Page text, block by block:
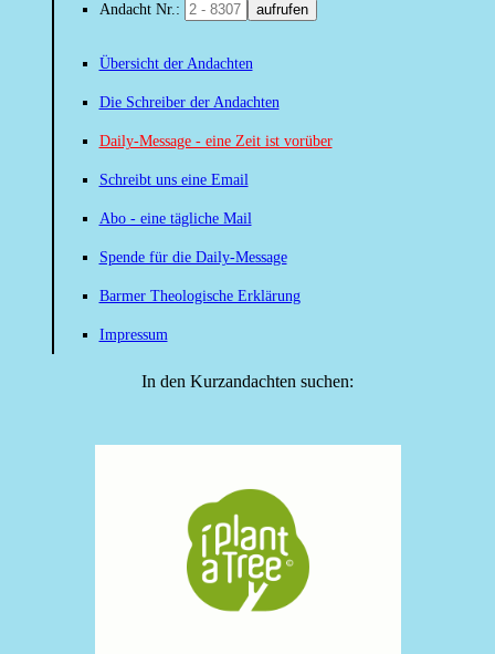
Andacht Nr.: aufrufen
Übersicht der Andachten
Die Schreiber der Andachten
Daily-Message - eine Zeit ist vorüber
Schreibt uns eine Email
Abo - eine tägliche Mail
Spende für die Daily-Message
Barmer Theologische Erklärung
Impressum
In den Kurzandachten suchen: